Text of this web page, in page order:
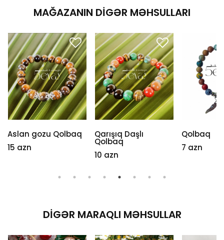
MAĞAZANIN DIGƏR MƏHSULLARI
Aslan gozu Qolbaq
15 azn
Qarışıq Daşlı
Qolbaq
10 azn
Qolbaq
7 azn
DIGƏR MARAQLI MƏHSULLAR